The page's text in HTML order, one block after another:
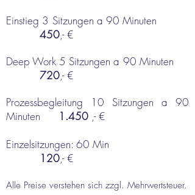
Einstieg 3 Sitzungen a 90 Minuten
450,- €
Deep Work 5 Sitzungen a 90 Minuten
720,- €
Prozessbegleitung 10 Sitzungen a 90
Minuten
1.450 ,-€
Einzelsitzungen: 60 Min
120,- €
Alle Preise verstehen sich zzgl. Mehrwertsteuer.